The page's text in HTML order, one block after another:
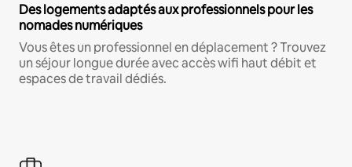
Des logements adaptés aux professionnels pour les
nomades numériques
Vous êtes un professionnel en déplacement ? Trouvez
un séjour longue durée avec accès wifi haut débit et
espaces de travail dédiés.